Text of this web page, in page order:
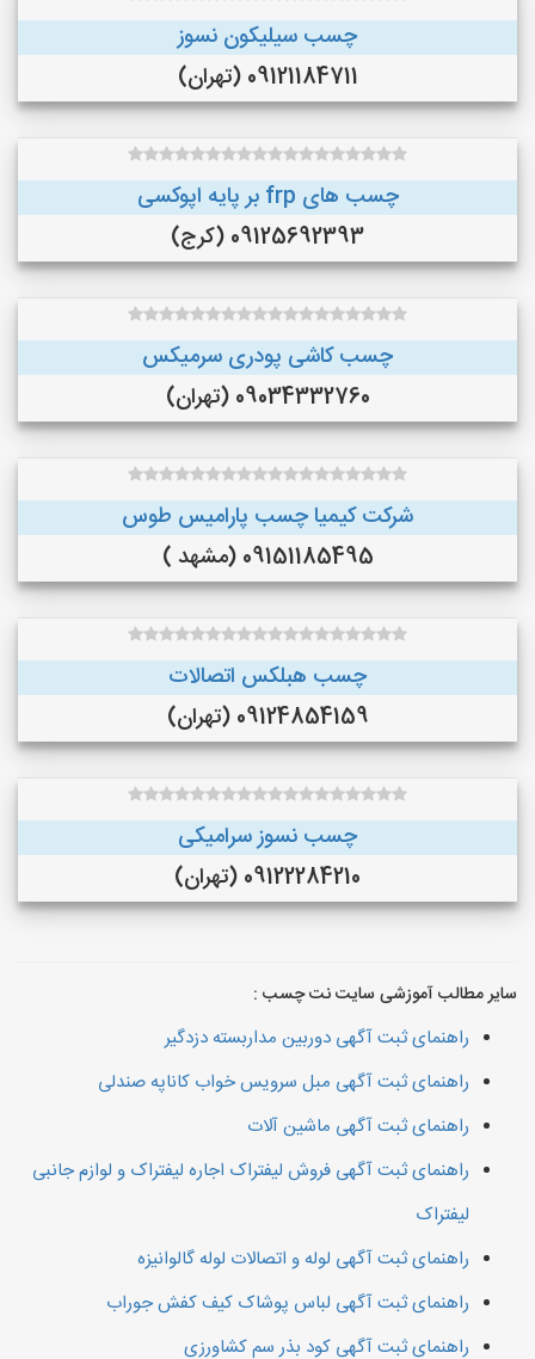
چسب سیلیکون نسوز
09121184711 (تهران)
چسب های frp بر پایه اپوکسی
09125692393 (کرج)
چسب کاشی پودری سرمیکس
09034332760 (تهران)
شرکت کیمیا چسب پارامیس طوس
09151185495 (مشهد )
چسب هبلکس اتصالات
09124854159 (تهران)
چسب نسوز سرامیکی
09122284210 (تهران)
سایر مطالب آموزشی سایت نت چسب :
راهنمای ثبت آگهی دوربین مداربسته دزدگیر
راهنمای ثبت آگهی مبل سرویس خواب کاناپه صندلی
راهنمای ثبت آگهی ماشین آلات
راهنمای ثبت آگهی فروش لیفتراک اجاره لیفتراک و لوازم جانبی
لیفتراک
راهنمای ثبت آگهی لوله و اتصالات لوله گالوانیزه
راهنمای ثبت آگهی لباس پوشاک کیف کفش جوراب
راهنمای ثبت آگهی کود بذر سم کشاورزی